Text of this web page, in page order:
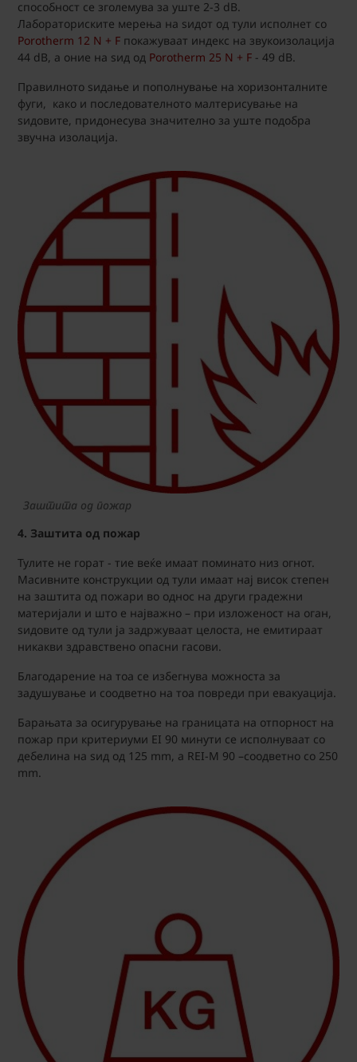
способност се зголемува за уште 2-3 dB.
Лабораториските мерења на ѕидот од тули исполнет со
Porotherm 12 N + F покажуваат индекс на звукоизолација
44 dB, а оние на ѕид од Porotherm 25 N + F - 49 dB.
Правилното ѕидање и пополнување на хоризонталните
фуги, како и последователното малтерисување на
ѕидовите, придонесува значително за уште подобра
звучна изолација.
Заштита од пожар
4. Заштита од пожар
Тулите не горат - тие веќе имаат поминато низ огнот.
Масивните конструкции од тули имаат нај висок степен
на заштита од пожари во однос на други градежни
материјали и што е најважно – при изложеност на оган,
ѕидовите од тули ја задржуваат целоста, не емитираат
никакви здравствено опасни гасови.
Благодарение на тоа се избегнува можноста за
задушување и соодветно на тоа повреди при евакуација.
Барањата за осигурување на границата на отпорност на
пожар при критериуми EI 90 минути се исполнуваат со
дебелина на ѕид од 125 mm, a REI-M 90 –соодветно со 250
mm.